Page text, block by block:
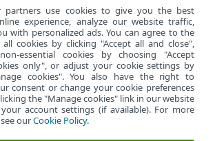
anzeigen
partners use cookies to give you the best
experience, analyze our website traffic,
with personalized ads. You can agree to the
cookies by clicking "Accept all and close",
essential cookies by choosing "Accept
only", or adjust your cookie settings by
cookies". You also have the right to
consent or change your cookie preferences
the "Manage cookies" link in our website
account settings (if available). For more
ourCookie Policy.